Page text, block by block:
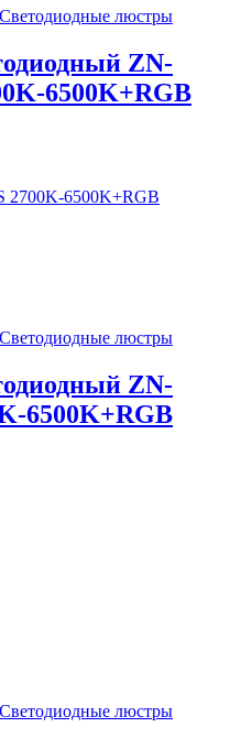
люстры
ZN-
6500K+RGB
2700K-6500K+RGB
люстры
ZN-
6500K+RGB
люстры